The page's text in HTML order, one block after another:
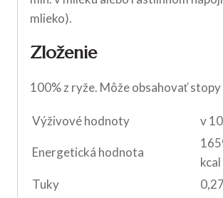
mlieko).
Zloženie
100% z ryže. Môže obsahovať stopy
Výživové hodnoty v
Energetická hodnota
kcal
Tuky